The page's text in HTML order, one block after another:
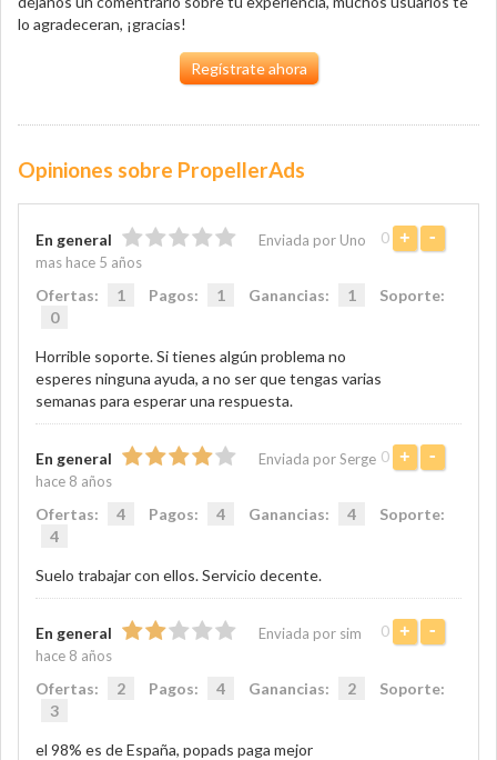
lo agradeceran, ¡gracias!
Regístrate ahora
Opiniones sobre PropellerAds
0 + -
En general
Enviada por Uno
mas hace 5 años
Ofertas: 1 Pagos: 1 Ganancias: 1
Soporte:
0
Horrible soporte. Si tienes algún problema no
esperes ninguna ayuda, a no ser que tengas varias
semanas para esperar una respuesta.
0 + -
En general
Enviada por Serge
hace 8 años
Ofertas: 4 Pagos: 4 Ganancias: 4
Soporte:
4
Suelo trabajar con ellos. Servicio decente.
0 + -
En general
Enviada por sim
hace 8 años
Ofertas: 2 Pagos: 4 Ganancias: 2
Soporte:
3
el 98% es de España, popads paga mejor